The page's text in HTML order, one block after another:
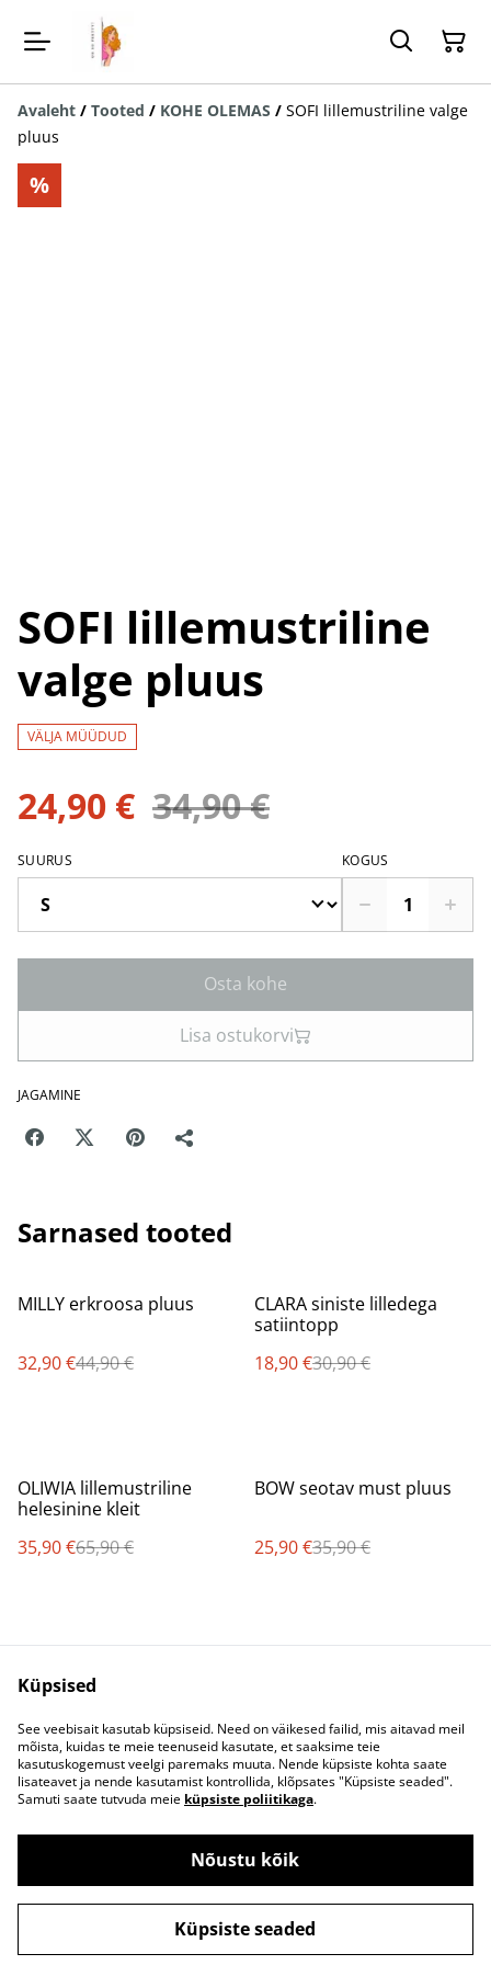
Avaleht / Tooted / KOHE OLEMAS / SOFI lillemustriline valge
pluus
%
SOFI lillemustriline
valge pluus
VÄLJA MÜÜDUD
24,90 € 34,90 €
SUURUS KOGUS
Osta kohe
Lisa ostukorvi
JAGAMINE
Sarnased tooted
%
MILLY erkroosa pluus
32,90 €44,90 €
%
CLARA siniste lilledega
satiintopp
18,90 €30,90 €
%
OLIWIA lillemustriline
helesinine kleit
35,90 €65,90 €
%
BOW seotav must pluus
25,90 €35,90 €
Kontaktivorm
Ostu- ja
müügitingimused
Privaatsuspoliitika
Küpsised
©2026Oh So Pretty!
powered by
Küpsised
See veebisait kasutab küpsiseid. Need on väikesed failid, mis aitavad meil
mõista, kuidas te meie teenuseid kasutate, et saaksime teie
kasutuskogemust veelgi paremaks muuta. Nende küpsiste kohta saate
lisateavet ja nende kasutamist kontrollida, klõpsates "Küpsiste seaded".
Samuti saate tutvuda meie küpsiste poliitikaga.
Nõustu kõik
Küpsiste seaded